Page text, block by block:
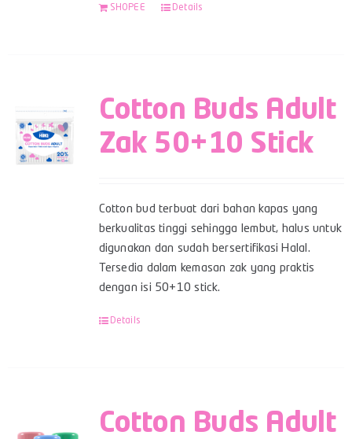
SHOPEE Details
Cotton Buds Adult
Zak 50+10 Stick
Cotton bud terbuat dari bahan kapas yang
berkualitas tinggi sehingga lembut, halus untuk
digunakan dan sudah bersertifikasi Halal.
Tersedia dalam kemasan zak yang praktis
dengan isi 50+10 stick.
Details
Cotton Buds Adult